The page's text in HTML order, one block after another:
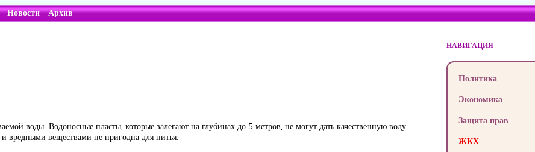
Новости Архив
воды. Водоносные пласты, которые залегают на глубинах до 5 метров, не могут дать качественную воду.
вредными веществами не пригодна для питья.
НАВИГАЦИЯ
Политика
Экономика
Защита прав
ЖКХ